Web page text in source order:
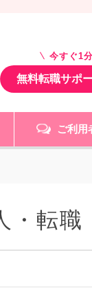
今すぐ1
無料転職サポ
ご利用
・転職